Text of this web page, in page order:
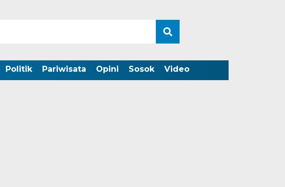
Politik Pariwisata Opini Sosok Video